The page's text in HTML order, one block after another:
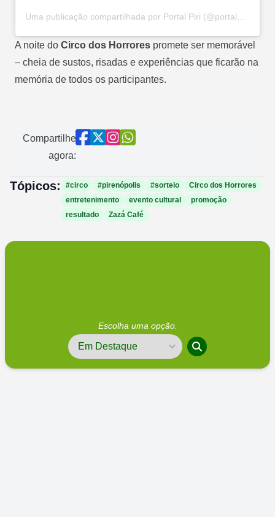
A noite do Circo dos Horrores promete ser memorável
– cheia de sustos, risadas e experiências que ficarão na
memória de todos os participantes.
Compartilhe
agora:
Tópicos: #circo #pirenópolis #sorteio
Circo dos Horrores
entretenimento
evento cultural
promoção
resultado
Zazá Café
Escolha uma opção.